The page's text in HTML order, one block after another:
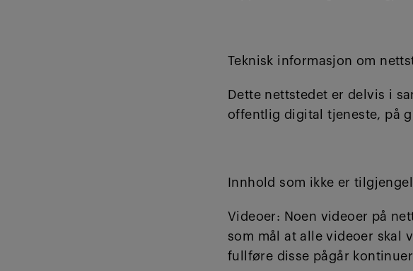
Teknisk informasjon om
Dette nettstedet er delvis i
offentlig digital tjeneste, på
Innhold som ikke er
Videoer: Noen videoer på
som mål at alle videoer skal
fullføre disse pågår